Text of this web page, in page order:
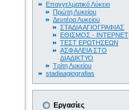
Επαγγελματικό Λύκειο
Πρώτη Λυκείου
Δευτέρα Λυκείου
ΣΤΑΔΙΑ ΑΓΙΟΓΡΑΦΙΑΣ
ΕΘΙΣΜΟΣ - ΙΝΤΕΡΝΕΤ
ΤΕΣΤ ΕΡΩΤΗΣΕΩΝ
ΑΣΦΑΛΕΙΑ ΣΤΟ
ΔΙΑΔΙΚΤΥΟ
Τρίτη Λυκείου
stadiaagiografias
Εργασίες